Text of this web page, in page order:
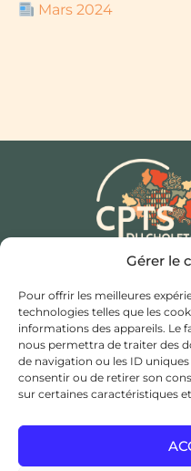
Gérer le
Pour offrir les meilleures
technologies telles que les
informations des appareils. Le
nous permettra de traiter des
de navigation ou les ID
consentir ou de retirer son
sur certaines caractéristiques
Mars 2024
Qui sommes-nous ?
Mentions légales
Hôtel de ville
Rue
JE CHERCHE UN